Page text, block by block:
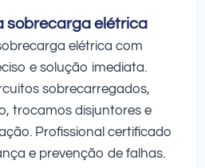
sobrecarga elétrica
elétrica com
e solução imediata.
sobrecarregados,
trocamos disjuntores e
Profissional certificado
e prevenção de falhas.